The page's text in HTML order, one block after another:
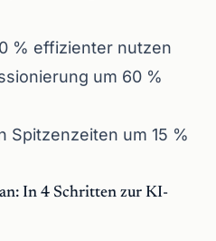
% effizienter nutzen
um 60 %
Spitzenzeiten um 15 %
In 4 Schritten zur KI-